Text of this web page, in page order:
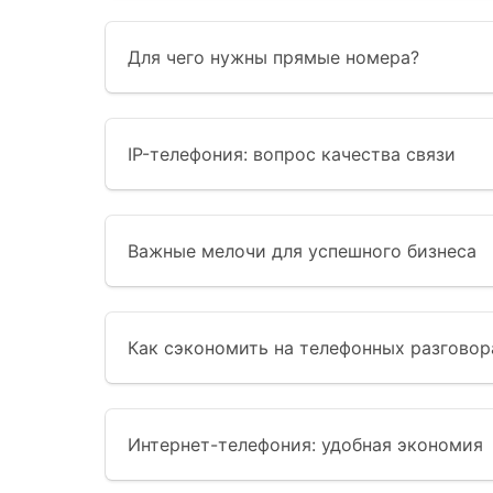
Для чего нужны прямые номера?
IP-телефония: вопрос качества связи
Важные мелочи для успешного бизнеса
Как сэкономить на телефонных
Интернет-телефония: удобная экономия